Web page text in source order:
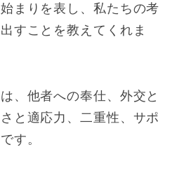
まりを表し、私たちの考
すことを教えてくれま
、他者への奉仕、外交と
と適応力、二重性、サポ
す。